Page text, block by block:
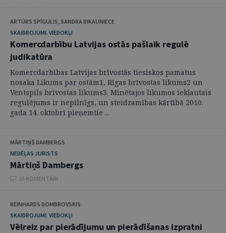
ARTŪRS SPĪGULIS, SANDRA BIKAUNIECE
SKAIDROJUMI. VIEDOKĻI
Komercdarbību Latvijas ostās pašlaik regulē
judikatūra
Komercdarbības Latvijas brīvostās tiesiskos pamatus
nosaka Likums par ostām1, Rīgas brīvostas likums2 un
Ventspils brīvostas likums3. Minētajos likumos iekļautais
regulējums ir nepilnīgs, un steidzamības kārtībā 2010.
gada 14. oktobrī pieņemtie ...
MĀRTIŅŠ DAMBERGS
NEDĒĻAS JURISTS
Mārtiņš Dambergs
15 KOMENTĀRI
REINHARDS DOMBROVSKIS
SKAIDROJUMI. VIEDOKĻI
Vēlreiz par pierādījumu un pierādīšanas izpratni